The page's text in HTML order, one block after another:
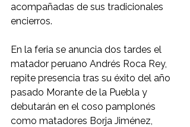
acompañadas de sus tradicionales
encierros.
En la feria se anuncia dos tardes el
matador peruano Andrés Roca Rey,
repite presencia tras su éxito del año
pasado Morante de la Puebla y
debutarán en el coso pamplonés
como matadores Borja Jiménez,